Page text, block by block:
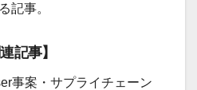
記事。
記事】
事案・サプライチェーン